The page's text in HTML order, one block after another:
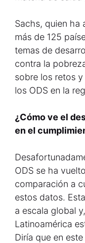
Sachs, quien ha
más de 125
temas de
contra la
sobre los retos
los ODS en la
¿Cómo ve el
en el
ODS se ha
comparación a
estos datos.
a escala global
Latinoamérica
Diría que en